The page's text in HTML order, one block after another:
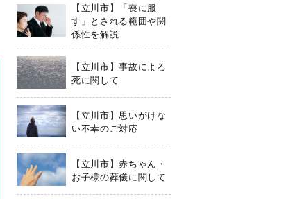
【立川市】「喪に服
す」とされる範囲や関
係性を解説
【立川市】事故による
死に関して
【立川市】思いがけな
い不幸のご対応
【立川市】赤ちゃん・
お子様の葬儀に関して